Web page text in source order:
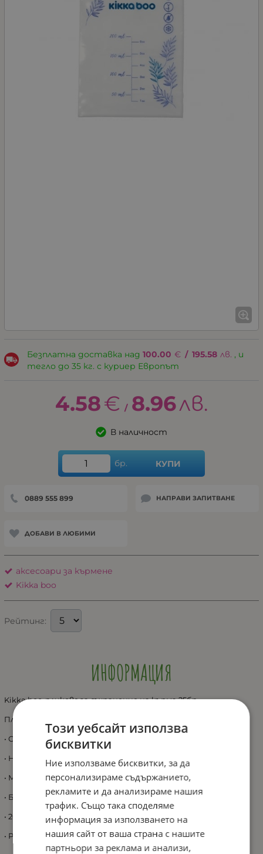
Безплатна доставка над 100.00 € / 195.58 лв. , и
тегло до 35 кг. с куриер Европът
4.58€ / 8.96лв.
В наличност
бр. КУПИ
0889 555 899 НАПРАВИ ЗАПИТВАНЕ
ДОБАВИ В ЛЮБИМИ
аксесоари за кърмене
Kikka boo
Рейтинг:
ИНФОРМАЦИЯ
Kikka boo-пликове за съхранение на кърма 25бр
Пликове за съхранение на кърма - 25 броя.
• Осигуряват безопасно и сигурно съхранение на кърмата;
• Непропусклив дизайн с двоен уплътнител в горния край;
• Може да се съхраняват в хладилник или фризер;
• Без BPA;
• 200мл;
• Размери: 9.7 x 21.3 cм.
Този уебсайт използва
бисквитки
Ние използваме бисквитки, за да
персонализираме съдържанието,
рекламите и да анализираме нашия
трафик. Също така споделяме
информация за използването на
нашия сайт от ваша страна с нашите
партньори за реклама и анализи,